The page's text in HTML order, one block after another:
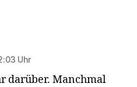
Uhr
darüber. Manchmal